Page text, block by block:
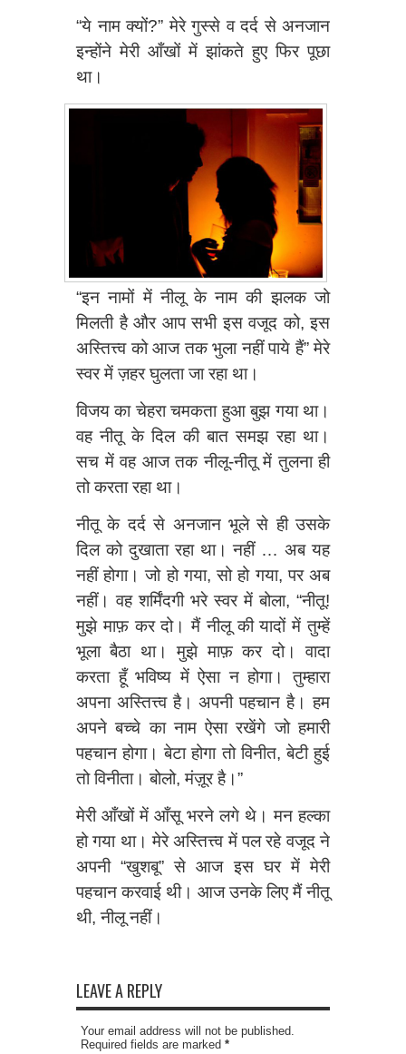
“ये नाम क्यों?” मेरे गुस्से व दर्द से अनजान
इन्होंने मेरी आँखों में झांकते हुए फिर पूछा
था।
“इन नामों में नीलू के नाम की झलक जो
मिलती है और आप सभी इस वजूद को, इस
अस्तित्त्व को आज तक भुला नहीं पाये हैं” मेरे
स्वर में ज़हर घुलता जा रहा था।
विजय का चेहरा चमकता हुआ बुझ गया था।
वह नीतू के दिल की बात समझ रहा था।
सच में वह आज तक नीलू-नीतू में तुलना ही
तो करता रहा था।
नीतू के दर्द से अनजान भूले से ही उसके
दिल को दुखाता रहा था। नहीं … अब यह
नहीं होगा। जो हो गया, सो हो गया, पर अब
नहीं। वह शर्मिंदगी भरे स्वर में बोला, “नीतू!
मुझे माफ़ कर दो। मैं नीलू की यादों में तुम्हें
भूला बैठा था। मुझे माफ़ कर दो। वादा
करता हूँ भविष्य में ऐसा न होगा। तुम्हारा
अपना अस्तित्त्व है। अपनी पहचान है। हम
अपने बच्चे का नाम ऐसा रखेंगे जो हमारी
पहचान होगा। बेटा होगा तो विनीत, बेटी हुई
तो विनीता। बोलो, मंज़ूर है।”
मेरी आँखों में आँसू भरने लगे थे। मन हल्का
हो गया था। मेरे अस्तित्त्व में पल रहे वजूद ने
अपनी “खुशबू” से आज इस घर में मेरी
पहचान करवाई थी। आज उनके लिए मैं नीतू
थी, नीलू नहीं।
LEAVE A REPLY
Your email address will not be published.
Required fields are marked *